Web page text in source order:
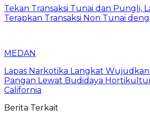
Tekan Transaksi Tunai dan Pungli,
Terapkan Transaksi Non Tunai
MEDAN
Lapas Narkotika Langkat
Pangan Lewat Budidaya
California
Berita Terkait